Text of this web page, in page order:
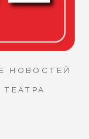
НОВОСТЕЙ